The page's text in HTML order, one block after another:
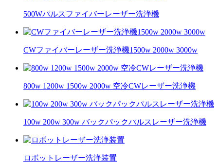
500Wパルスファイバーレーザー洗浄機
CWファイバーレーザー洗浄機1500w 2000w 3000w
800w 1200w 1500w 2000w 空冷CWレーザー洗浄機
100w 200w 300w バックパックパルスレーザー洗浄機
ロボットレーザー洗浄装置